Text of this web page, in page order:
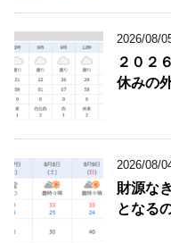
2026/08/
２０２
休みの
2026/08/
財源な
となる